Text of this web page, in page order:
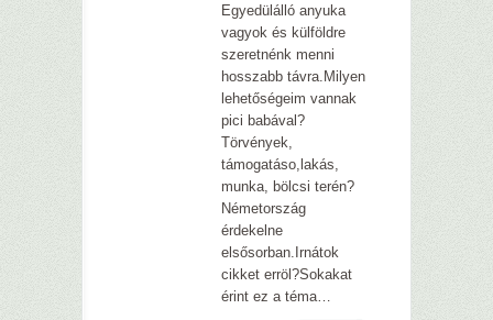
Egyedülálló anyuka
vagyok és külföldre
szeretnénk menni
hosszabb távra.Milyen
lehetőségeim vannak
pici babával?
Törvények,
támogatáso,lakás,
munka, bölcsi terén?
Németország
érdekelne
elsősorban.Irnátok
cikket erröl?Sokakat
érint ez a téma…